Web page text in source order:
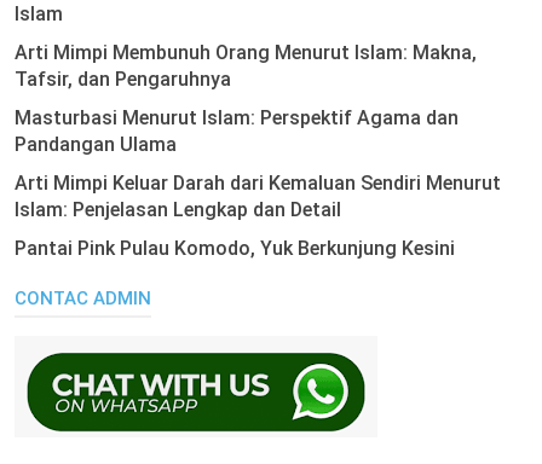
Islam
Arti Mimpi Membunuh Orang Menurut Islam: Makna,
Tafsir, dan Pengaruhnya
Masturbasi Menurut Islam: Perspektif Agama dan
Pandangan Ulama
Arti Mimpi Keluar Darah dari Kemaluan Sendiri Menurut
Islam: Penjelasan Lengkap dan Detail
Pantai Pink Pulau Komodo, Yuk Berkunjung Kesini
CONTAC ADMIN